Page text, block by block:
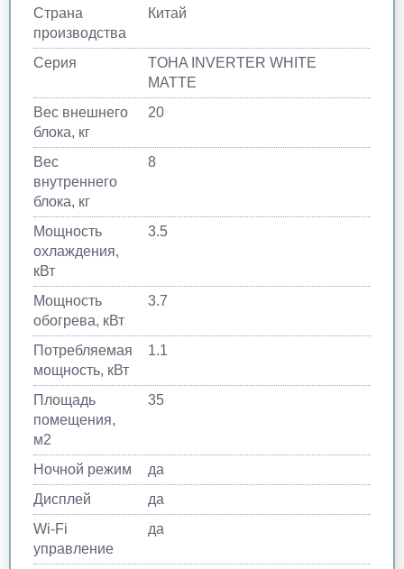
Страна
производства
Китай
Серия
TOHA INVERTER WHITE
MATTE
Вес внешнего
блока, кг
20
Вес
внутреннего
блока, кг
8
Мощность
охлаждения,
кВт
3.5
Мощность
обогрева, кВт
3.7
Потребляемая
мощность, кВт
1.1
Площадь
помещения,
м2
35
Ночной режим
да
Дисплей
да
Wi-Fi
управление
да